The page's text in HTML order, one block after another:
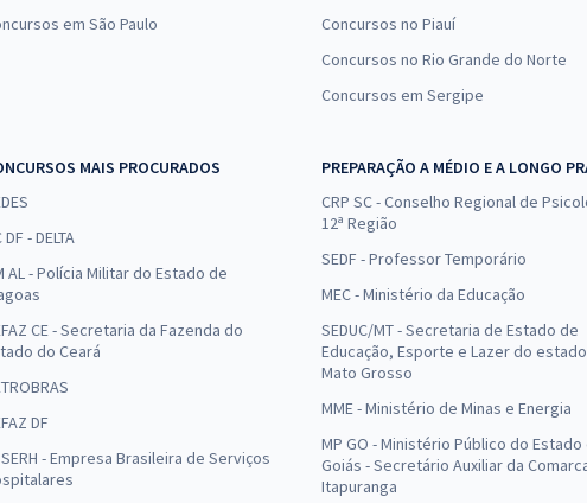
em São Paulo
Concursos no Piauí
Concursos no Rio Grande do Norte
Concursos em Sergipe
MAIS PROCURADOS
DF - DELTA
AL - Polícia Militar do Estado de
CE - Secretaria da Fazenda do
do Ceará
DF
- Empresa Brasileira de Serviços
PREPARAÇÃO A MÉDIO E A LONGO
CRP SC - Conselho Regional de
12ª Região
SEDF - Professor Temporário
MEC - Ministério da Educação
SEDUC/MT - Secretaria de Estado de
Educação, Esporte e Lazer do
Mato Grosso
MME - Ministério de Minas e Energia
MP GO - Ministério Público do Estado
Goiás - Secretário Auxiliar da
Itapuranga